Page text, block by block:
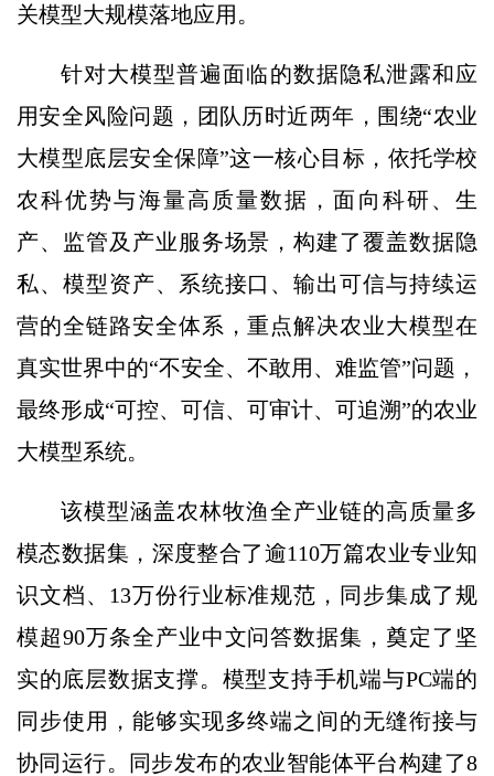
关模型大规模落地应用。
针对大模型普遍面临的数据隐私泄露和应
用安全风险问题，团队历时近两年，围绕“农业
大模型底层安全保障”这一核心目标，依托学校
农科优势与海量高质量数据，面向科研、生
产、监管及产业服务场景，构建了覆盖数据隐
私、模型资产、系统接口、输出可信与持续运
营的全链路安全体系，重点解决农业大模型在
真实世界中的“不安全、不敢用、难监管”问题，
最终形成“可控、可信、可审计、可追溯”的农业
大模型系统。
该模型涵盖农林牧渔全产业链的高质量多
模态数据集，深度整合了逾110万篇农业专业知
识文档、13万份行业标准规范，同步集成了规
模超90万条全产业中文问答数据集，奠定了坚
实的底层数据支撑。模型支持手机端与PC端的
同步使用，能够实现多终端之间的无缝衔接与
协同运行。同步发布的农业智能体平台构建了8